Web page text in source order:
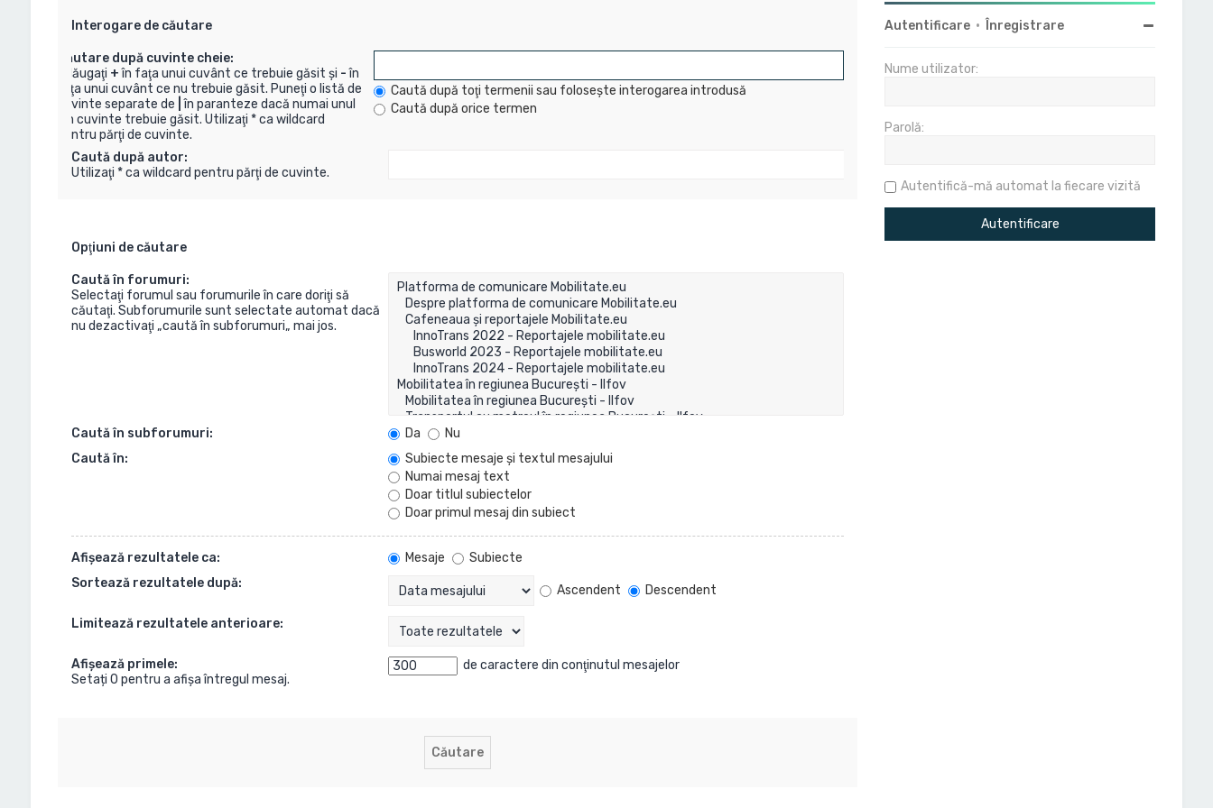
Interogare de căutare
Căutare după cuvinte cheie:
Adăugaţi +în faţa unui cuvânt ce trebuie găsit şi -în
faţa unui cuvânt ce nu trebuie găsit. Puneţi o listă de
cuvinte separate de în paranteze dacă numai unul
din cuvinte trebuie găsit. Utilizaţi * ca wildcard
pentru părţi de cuvinte.
Caută după toţi termenii sau foloseşte interogarea introdusă
Caută după orice termen
Caută după autor:
Utilizaţi * ca wildcard pentru părţi de cuvinte.
Opţiuni de căutare
Caută în forumuri:
Selectaţi forumul sau forumurile în care doriţi să
căutaţi. Subforumurile sunt selectate automat dacă
nu dezactivaţi „caută în subforumuri„ mai jos.
Caută în subforumuri: Da
Nu
Caută în:
Subiecte mesaje şi textul mesajului
Numai mesaj text
Doar titlul subiectelor
Doar primul mesaj din subiect
Afişează rezultatele ca: Mesaje
Subiecte
Sortează rezultatele după:
Ascendent Descendent
Limitează rezultatele anterioare:
Afişează primele:
Setați 0 pentru a afișa întregul mesaj.
de caractere din conţinutul mesajelor
Autentificare • Înregistrare
Nume utilizator:
Parolă:
Autentifică-mă automat la fiecare vizită